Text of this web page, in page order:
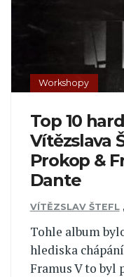
Workshopy
Top 10
Vítězslava
Prokop &
Dante
VÍTĚZSLAV ŠTEFL ,
Tohle album
hlediska
Framus V to byl